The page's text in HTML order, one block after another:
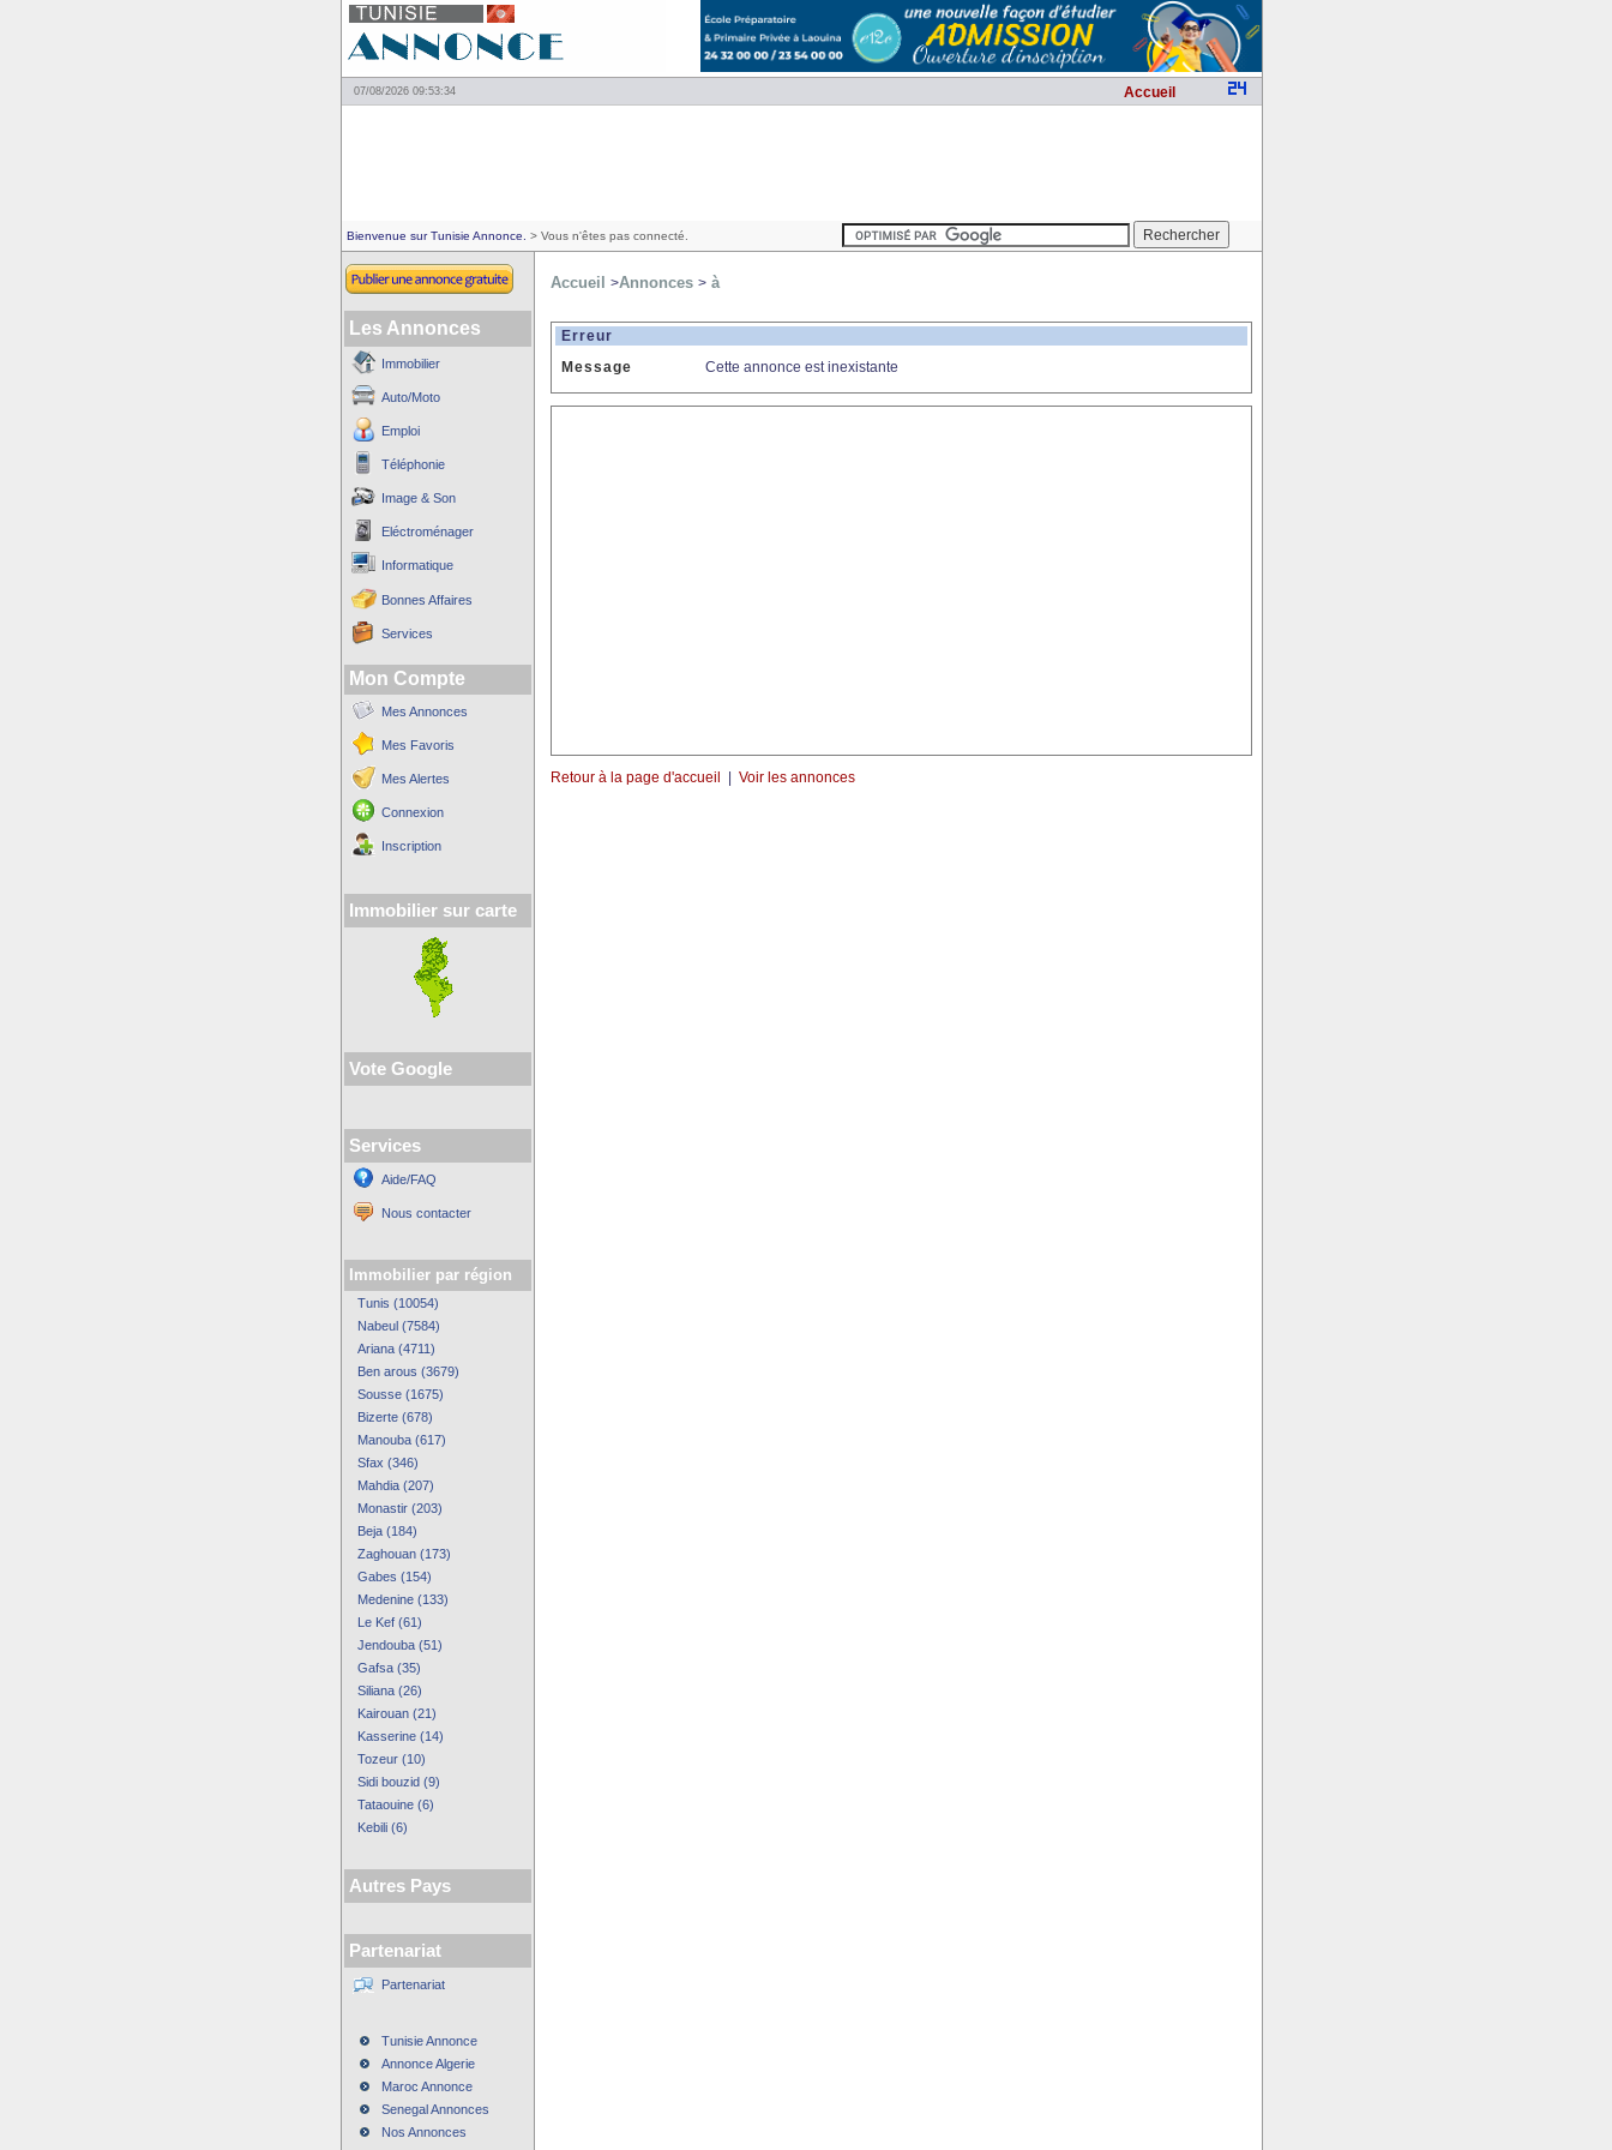
07/08/2026 09:53:34 Accueil
Bienvenue sur Tunisie Annonce. > Vous n'êtes pas connecté.
Les Annonces
Immobilier
Auto/Moto
Emploi
Téléphonie
Image & Son
Eléctroménager
Informatique
Bonnes Affaires
Services
Mon Compte
Mes Annonces
Mes Favoris
Mes Alertes
Connexion
Inscription
Immobilier sur carte
Vote Google
Services
Aide/FAQ
Nous contacter
Immobilier par région
Tunis (10054)
Nabeul (7584)
Ariana (4711)
Ben arous (3679)
Sousse (1675)
Bizerte (678)
Manouba (617)
Sfax (346)
Mahdia (207)
Monastir (203)
Beja (184)
Zaghouan (173)
Gabes (154)
Medenine (133)
Le Kef (61)
Jendouba (51)
Gafsa (35)
Siliana (26)
Kairouan (21)
Kasserine (14)
Tozeur (10)
Sidi bouzid (9)
Tataouine (6)
Kebili (6)
Autres Pays
Partenariat
Partenariat
Tunisie Annonce
Annonce Algerie
Maroc Annonce
Senegal Annonces
Nos Annonces
Accueil >Annonces >à
Erreur
Message
Cette annonce est inexistante
Retour à la page d'accueil Voir les annonces